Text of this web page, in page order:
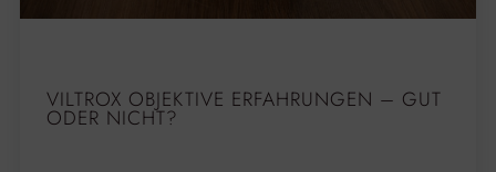
VILTROX OBJEKTIVE ERFAHRUNGEN – GUT
ODER NICHT?